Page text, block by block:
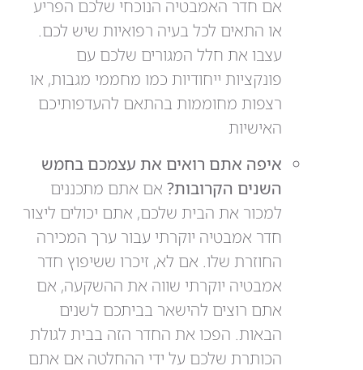
אם חדר האמבטיה הנוכחי שלכם הפריע
או התאים לכל בעיה רפואיות שיש לכם.
עצבו את חלל המגורים שלכם עם
פונקציות ייחודיות כמו מחממי מגבות, או
רצפות מחוממות בהתאם להעדפותיכם
האישיות
איפה אתם רואים את עצמכם בחמש
השנים הקרובות? אם אתם מתכננים
למכור את הבית שלכם, אתם יכולים ליצור
חדר אמבטיה יוקרתי עבור ערך המכירה
החוזרת שלו. אם לא, זיכרו ששיפוץ חדר
אמבטיה יוקרתי שווה את ההשקעה, אם
אתם רוצים להישאר בביתכם לשנים
הבאות. הפכו את החדר הזה בבית לגולת
הכותרת שלכם על ידי ההחלטה אם אתם